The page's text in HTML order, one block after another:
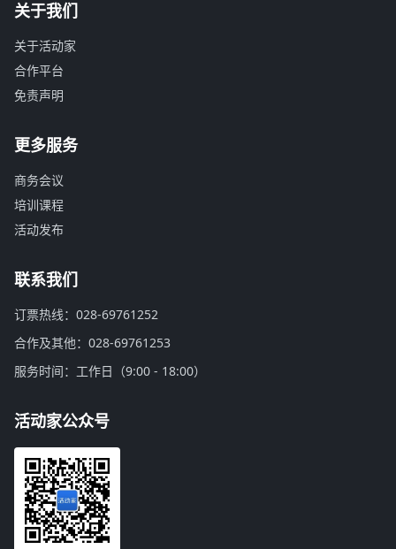
关于我们
关于活动家
合作平台
免责声明
更多服务
商务会议
培训课程
活动发布
联系我们
订票热线：028-69761252
合作及其他：028-69761253
服务时间：工作日（9:00 - 18:00）
活动家公众号